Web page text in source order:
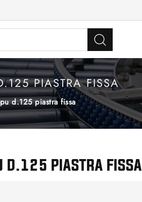
PIASTRA FISSA
d.125 piastra fissa
D.125 PIASTRA FISSA